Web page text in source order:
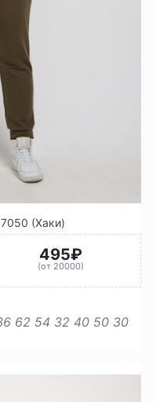
(Хаки)
495₽
(от 20000)
62 54 32 40 50 30